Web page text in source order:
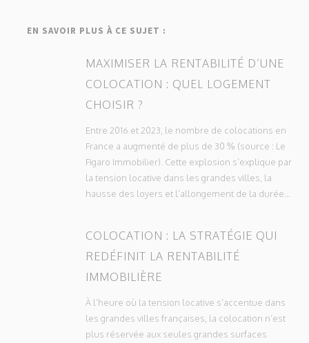
EN SAVOIR PLUS À CE SUJET :
MAXIMISER LA RENTABILITÉ D’UNE
COLOCATION : QUEL LOGEMENT
CHOISIR ?
Entre 2016 et 2023, le nombre de colocations en
France a augmenté de plus de 30 % (source : Le
Figaro Immobilier). Cette explosion s’explique par
la tension locative dans les grandes villes, la
hausse des loyers et l’allongement de la durée...
COLOCATION : LA STRATÉGIE QUI
REDÉFINIT LA RENTABILITÉ
IMMOBILIÈRE
À l’heure où la tension locative s’accentue dans
les grandes villes françaises, la colocation n’est
plus réservée aux seules grandes surfaces